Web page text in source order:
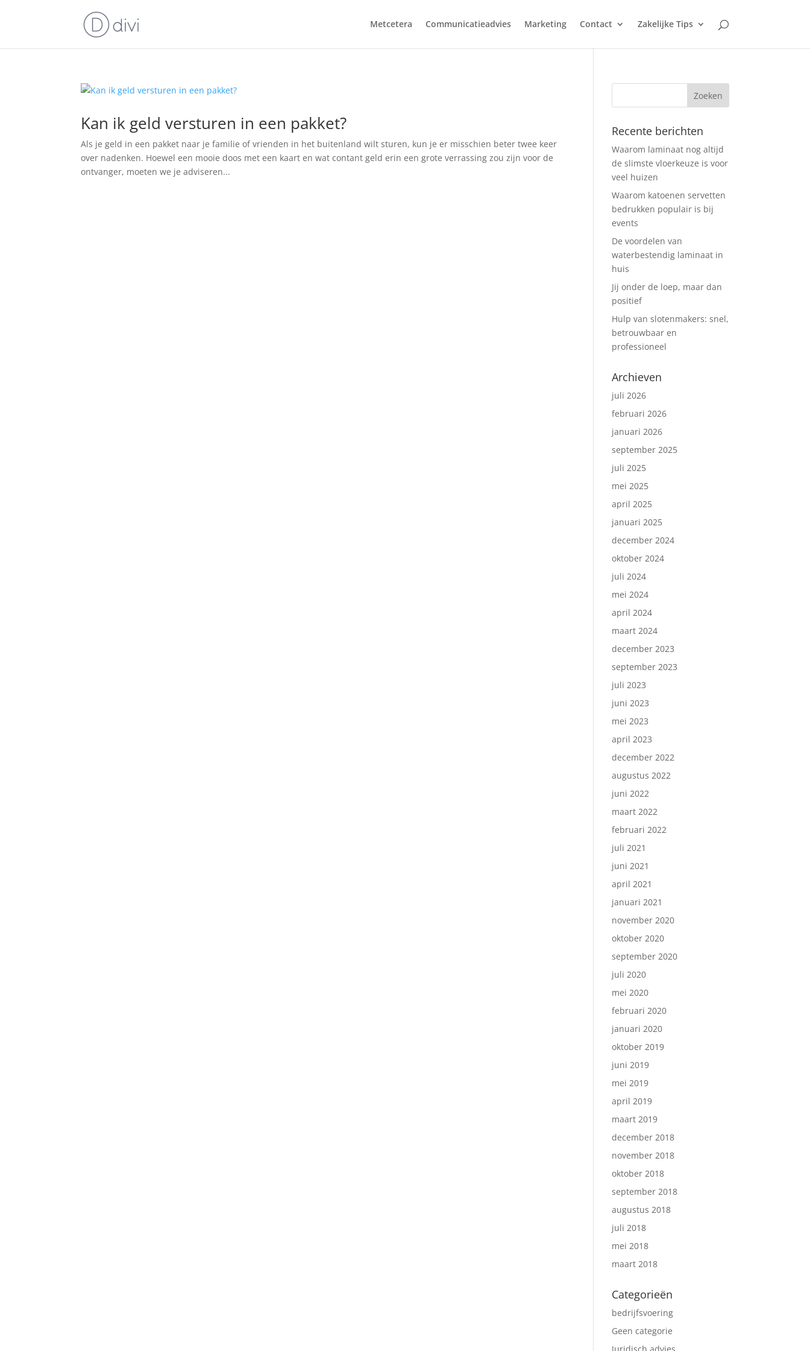
Metcetera Communicatieadvies Marketing Contact Zakelijke Tips
Kan ik geld versturen in een pakket?
Als je geld in een pakket naar je familie of vrienden in het buitenland wilt sturen, kun je er misschien beter twee keer
over nadenken. Hoewel een mooie doos met een kaart en wat contant geld erin een grote verrassing zou zijn voor de
ontvanger, moeten we je adviseren...
Recente berichten
Waarom laminaat nog altijd
de slimste vloerkeuze is voor
veel huizen
Waarom katoenen servetten
bedrukken populair is bij
events
De voordelen van
waterbestendig laminaat in
huis
Jij onder de loep, maar dan
positief
Hulp van slotenmakers: snel,
betrouwbaar en
professioneel
Archieven
juli 2026
februari 2026
januari 2026
september 2025
juli 2025
mei 2025
april 2025
januari 2025
december 2024
oktober 2024
juli 2024
mei 2024
april 2024
maart 2024
december 2023
september 2023
juli 2023
juni 2023
mei 2023
april 2023
december 2022
augustus 2022
juni 2022
maart 2022
februari 2022
juli 2021
juni 2021
april 2021
januari 2021
november 2020
oktober 2020
september 2020
juli 2020
mei 2020
februari 2020
januari 2020
oktober 2019
juni 2019
mei 2019
april 2019
maart 2019
december 2018
november 2018
oktober 2018
september 2018
augustus 2018
juli 2018
mei 2018
maart 2018
Categorieën
bedrijfsvoering
Geen categorie